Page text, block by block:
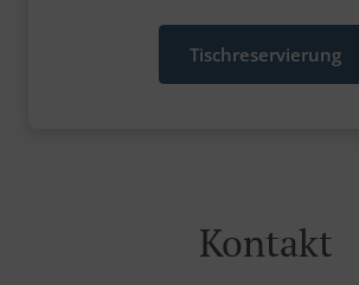
Tischreservierung
Kontakt